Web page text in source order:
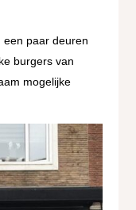
een paar deuren
burgers van
mogelijke